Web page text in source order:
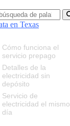
Cómo funciona el
servicio prepago
Detalles de la
electricidad sin
depósito
Servicio de
electricidad el mismo
día